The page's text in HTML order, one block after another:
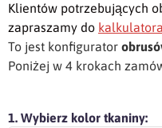
Klientów potrzebujących
zapraszamy do
To jest konfigurator
Poniżej w 4 krokach
1. Wybierz kolor tkaniny: